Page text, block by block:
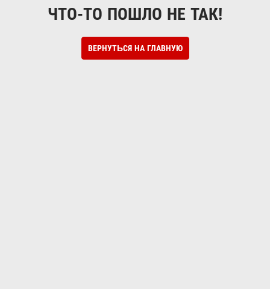
ЧТО-ТО ПОШЛО НЕ ТАК!
ВЕРНУТЬСЯ НА ГЛАВНУЮ